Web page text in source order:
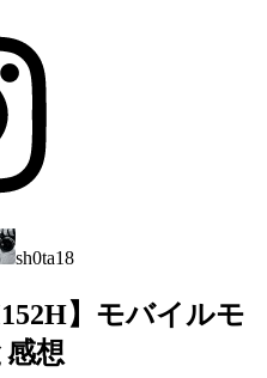
sh0ta18
】モバイルモ
想